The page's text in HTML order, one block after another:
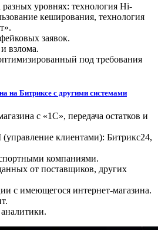
разных уровнях: технология Hi-
кеширования, технология
заявок.
взлома.
под требования
на Битриксе с другими системами
с «1С», передача остатков и
клиентами): Битрикс24,
компаниями.
от поставщиков, других
с имеющегося интернет-магазина.